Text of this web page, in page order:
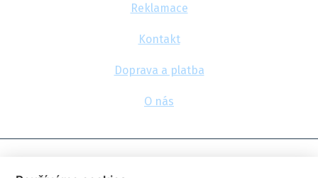
Reklamace
Kontakt
Doprava a platba
O nás
© 2026, FlexaMi Auto s.r.o.